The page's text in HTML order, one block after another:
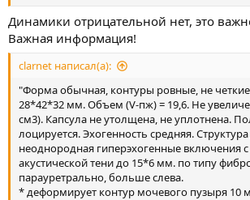
Динамики отрицательной нет, это
Важная информация!
clarnet написал(а):
"Форма обычная, контуры ровные, не
28*42*32 мм. Объем (V-пж) = 19,6. Не
см3). Капсула не утолщена, не уплотнена.
лоцируется. Эхогенность средняя.
неоднородная гиперэхогенные включения
акустической тени до 15*6 мм. по типу
парауретрально, больше слева.
* деформирует контур мочевого пузыря 10